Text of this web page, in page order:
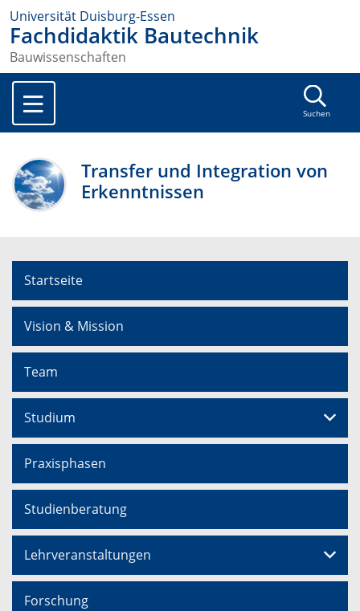
Universität Duisburg-Essen
Fachdidaktik Bautechnik
Bauwissenschaften
Suchen
Transfer und Integration von
Erkenntnissen
Startseite
Vision & Mission
Team
Studium
Praxisphasen
Studienberatung
Lehrveranstaltungen
Forschung